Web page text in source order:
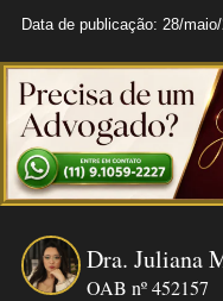
Data de publicação: 28/
Dra. Juliana
OAB nº 452157